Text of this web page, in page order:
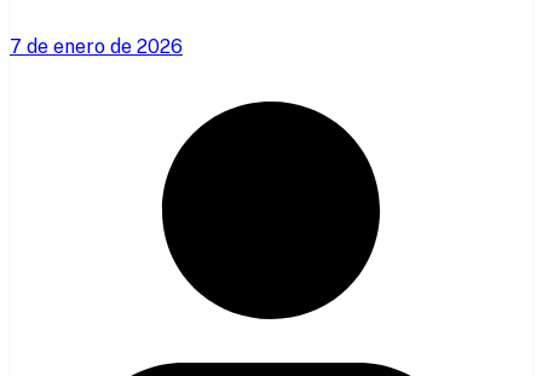
7 de enero de 2026